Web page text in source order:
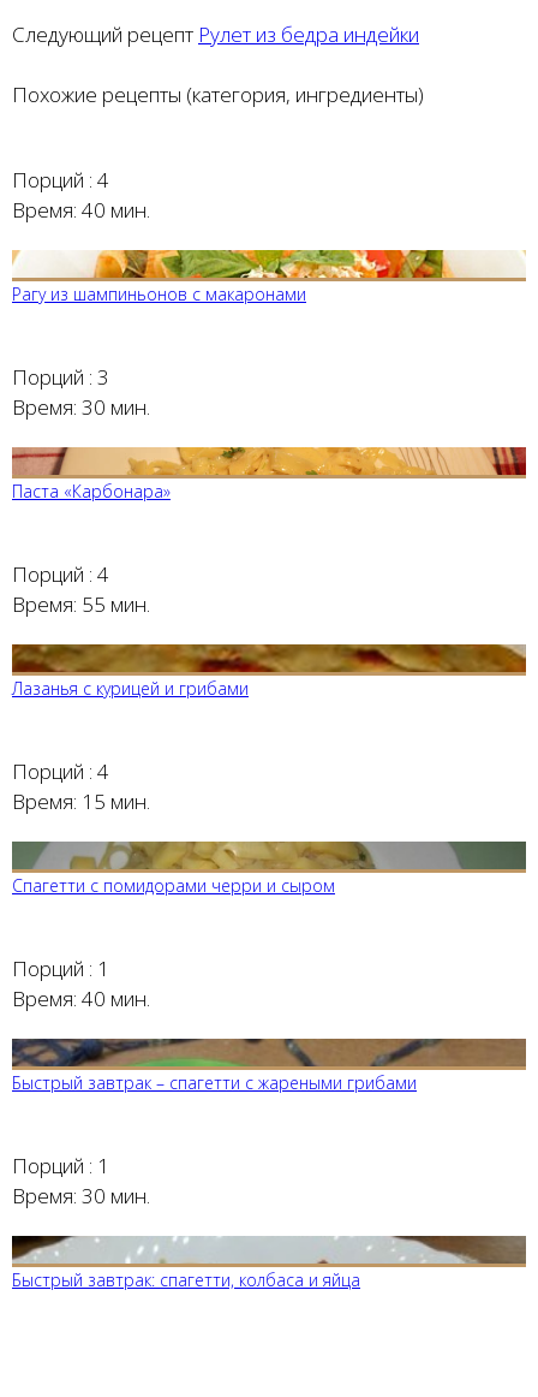
Следующий рецепт Рулет из бедра индейки
Похожие рецепты (категория, ингредиенты)
Порций : 4
Время: 40 мин.
Рагу из шампиньонов с макаронами
Порций : 3
Время: 30 мин.
Паста «Карбонара»
Порций : 4
Время: 55 мин.
Лазанья с курицей и грибами
Порций : 4
Время: 15 мин.
Спагетти с помидорами черри и сыром
Порций : 1
Время: 40 мин.
Быстрый завтрак – спагетти с жареными грибами
Порций : 1
Время: 30 мин.
Быстрый завтрак: спагетти, колбаса и яйца